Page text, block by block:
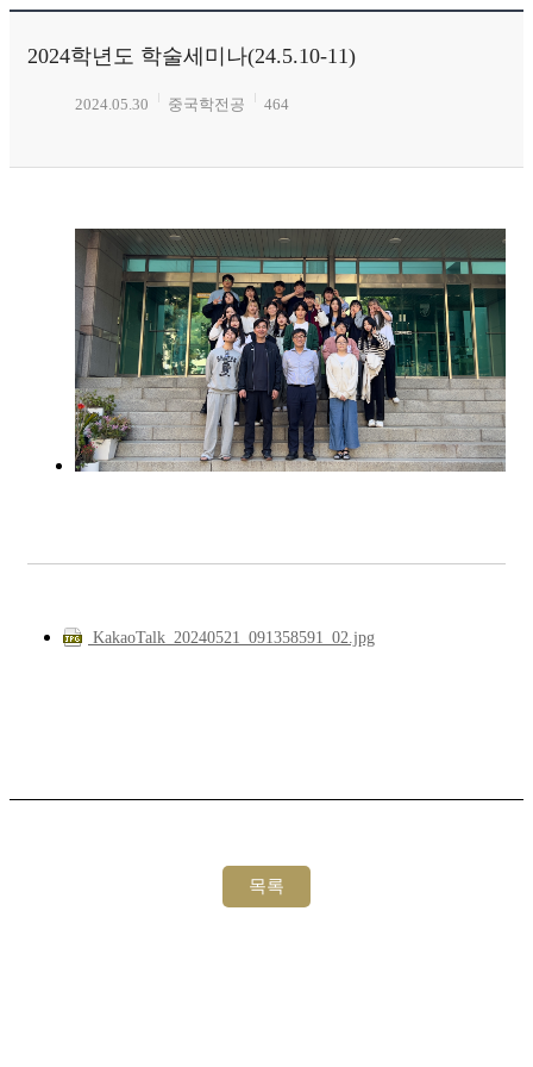
2024학년도 학술세미나(24.5.10-11)
2024.05.30 중국학전공 464
KakaoTalk_20240521_091358591_02.jpg